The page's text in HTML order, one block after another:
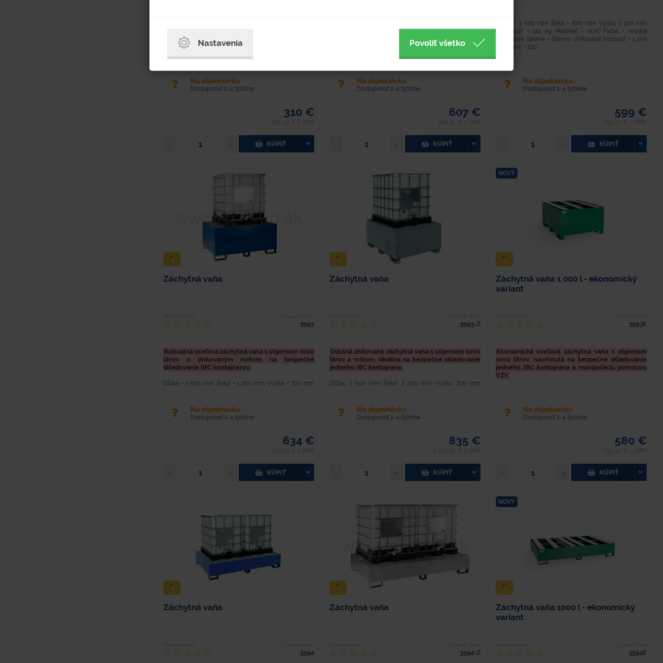
200 mm Dĺžka: 1 200 mm Výška: 160/260 mm -
Oceľová žiarovo...
Na objednávku
Dostupnosť 2-4 týždne
310 €
KÚPIŤ
Hmotnosť - 114 kg Materiál - oceľ Farba - modrá
Povrchová úprava - lakovaná práškovou farbou
Nosnosť - 1 200 kg Objem - 220...
Na objednávku
Dostupnosť 2-4 týždne
607 €
KÚPIŤ
Dĺžka - 1 400 mm Šírka - 800 mm Výška 1 300 mm
Hmotnosť - 114 kg Materiál - oceľ Farba - modrá
Povrchová úprava - žiarovo zinkovaná Nosnosť - 1 200
kg Objem - 220...
Na objednávku
Dostupnosť 2-4 týždne
599 €
KÚPIŤ
Záchytná vaňa
3593
Robustná oceľová záchytná vaňa s objemom 1000
litrov a zinkovaným roštom na bezpečné
skladovanie IBC kontajnerov.
Dĺžka - 1 500 mm Šírka - 1 200 mm Výška - 700 mm
500 kg Objem - 1 000...
Na objednávku
Dostupnosť 2-4 týždne
634 €
KÚPIŤ
Záchytná vaňa
3593-Z
Odolná zinkovaná záchytná vaňa s objemom 1000
litrov a roštom, ideálna na bezpečné skladovanie
jedného IBC kontajnera.
Dĺžka: 1 500 mm Šírka: 1 200 mm Výška: 700 mm
žiarovo zinkovaná záchytná...
Na objednávku
Dostupnosť 2-4 týždne
835 €
KÚPIŤ
NOVÝ
Záchytná vaňa 1 000 l - ekonomický
variant
3593E
Ekonomická oceľová záchytná vaňa s objemom
1000 litrov, navrhnutá na bezpečné skladovanie
jedného IBC kontajnera a manipuláciu pomocou
VZV.
6029 Nosnosť - 1 500 kg Objem - 1 000 l Hrúbka
materiálu - 3...
Na objednávku
Dostupnosť 2-4 týždne
580 €
KÚPIŤ
Záchytná vaňa
3594
Záchytná vaňa
3594-Z
NOVÝ
Záchytná vaňa 1000 l - ekonomický
variant
3594E
Nastavenia Povoliť všetko